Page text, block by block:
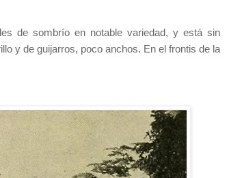
de sombrío en notable variedad, y está sin
y de guijarros, poco anchos. En el frontis de la